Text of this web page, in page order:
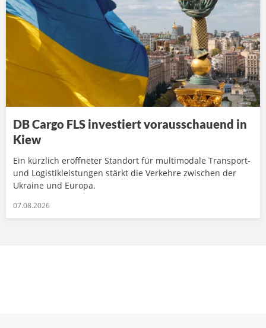
DB Cargo FLS investiert vorausschauend in
Kiew
Ein kürzlich eröffneter Standort für multimodale Transport-
und Logistikleistungen stärkt die Verkehre zwischen der
Ukraine und Europa.
07.08.2026